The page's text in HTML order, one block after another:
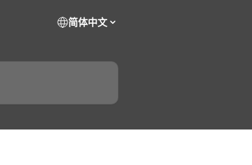
简体中文